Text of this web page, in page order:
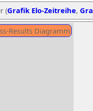
(Grafik Elo-Zeitreihe,